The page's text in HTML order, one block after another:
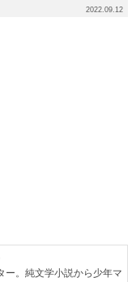
2022.09.12
ー。純文学小説から少年マ